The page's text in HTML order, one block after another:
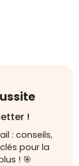
!
: conseils,
pour la
! 🎯